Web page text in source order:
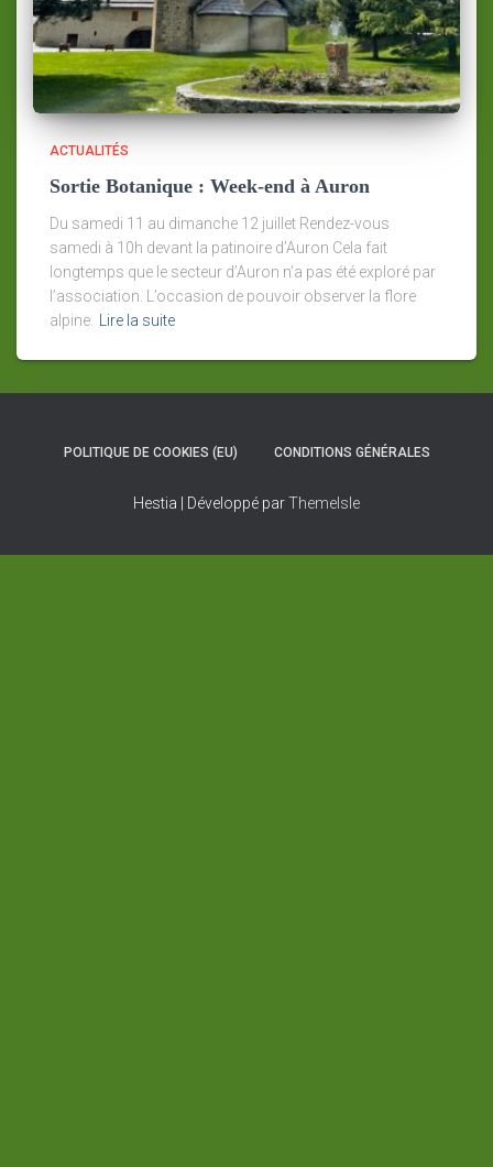
ACTUALITÉS
Sortie Botanique : Week-end à Auron
Du samedi 11 au dimanche 12 juillet Rendez-vous
samedi à 10h devant la patinoire d’Auron Cela fait
longtemps que le secteur d’Auron n’a pas été exploré par
l’association. L’occasion de pouvoir observer la flore
alpine. Lire la suite
POLITIQUE DE COOKIES (EU) CONDITIONS GÉNÉRALES
Hestia | Développé parThemeIsle